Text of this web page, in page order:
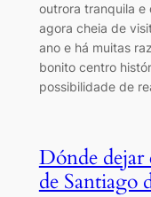
outrora tranquila e
agora cheia de
ano e há muitas
bonito centro
possibilidade de
Dónde dejar
de Santiago